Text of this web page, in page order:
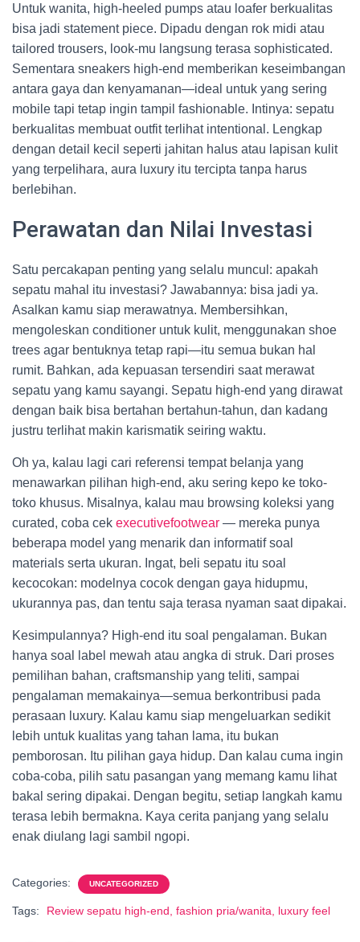
Untuk wanita, high-heeled pumps atau loafer berkualitas
bisa jadi statement piece. Dipadu dengan rok midi atau
tailored trousers, look-mu langsung terasa sophisticated.
Sementara sneakers high-end memberikan keseimbangan
antara gaya dan kenyamanan—ideal untuk yang sering
mobile tapi tetap ingin tampil fashionable. Intinya: sepatu
berkualitas membuat outfit terlihat intentional. Lengkap
dengan detail kecil seperti jahitan halus atau lapisan kulit
yang terpelihara, aura luxury itu tercipta tanpa harus
berlebihan.
Perawatan dan Nilai Investasi
Satu percakapan penting yang selalu muncul: apakah
sepatu mahal itu investasi? Jawabannya: bisa jadi ya.
Asalkan kamu siap merawatnya. Membersihkan,
mengoleskan conditioner untuk kulit, menggunakan shoe
trees agar bentuknya tetap rapi—itu semua bukan hal
rumit. Bahkan, ada kepuasan tersendiri saat merawat
sepatu yang kamu sayangi. Sepatu high-end yang dirawat
dengan baik bisa bertahan bertahun-tahun, dan kadang
justru terlihat makin karismatik seiring waktu.
Oh ya, kalau lagi cari referensi tempat belanja yang
menawarkan pilihan high-end, aku sering kepo ke toko-
toko khusus. Misalnya, kalau mau browsing koleksi yang
curated, coba cek executivefootwear — mereka punya
beberapa model yang menarik dan informatif soal
materials serta ukuran. Ingat, beli sepatu itu soal
kecocokan: modelnya cocok dengan gaya hidupmu,
ukurannya pas, dan tentu saja terasa nyaman saat dipakai.
Kesimpulannya? High-end itu soal pengalaman. Bukan
hanya soal label mewah atau angka di struk. Dari proses
pemilihan bahan, craftsmanship yang teliti, sampai
pengalaman memakainya—semua berkontribusi pada
perasaan luxury. Kalau kamu siap mengeluarkan sedikit
lebih untuk kualitas yang tahan lama, itu bukan
pemborosan. Itu pilihan gaya hidup. Dan kalau cuma ingin
coba-coba, pilih satu pasangan yang memang kamu lihat
bakal sering dipakai. Dengan begitu, setiap langkah kamu
terasa lebih bermakna. Kaya cerita panjang yang selalu
enak diulang lagi sambil ngopi.
Categories: UNCATEGORIZED
Tags: Review sepatu high-end, fashion pria/wanita, luxury feel